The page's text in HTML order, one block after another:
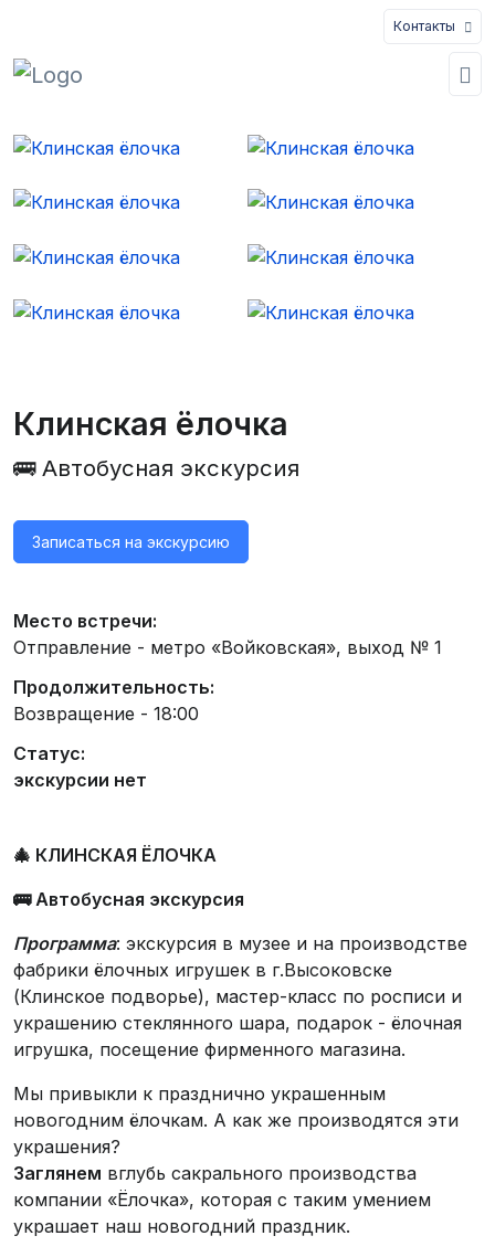
Контакты
Клинская ёлочка
🚌 Автобусная экскурсия
Записаться на экскурсию
Место встречи:
Отправление - метро «Войковская», выход № 1
Продолжительность:
Возвращение - 18:00
Статус:
экскурсии нет
🎄 КЛИНСКАЯ ЁЛОЧКА
🚌 Автобусная экскурсия
Программа: экскурсия в музее и на производстве
фабрики ёлочных игрушек в г.Высоковске
(Клинское подворье), мастер-класс по росписи и
украшению стеклянного шара, подарок - ёлочная
игрушка, посещение фирменного магазина.
Мы привыкли к празднично украшенным
новогодним ёлочкам. А как же производятся эти
украшения?
Заглянем вглубь сакрального производства
компании «Ёлочка», которая с таким умением
украшает наш новогодний праздник.